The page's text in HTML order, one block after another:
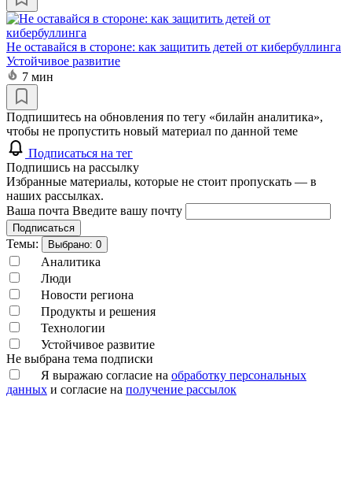
Не оставайся в стороне: как защитить детей от кибербуллинга
Устойчивое развитие
7 мин
Подпишитесь на обновления по тегу «билайн аналитика»,
чтобы не пропустить новый материал по данной теме
Подписаться на тег
Подпишись на рассылку
Избранные материалы, которые не стоит пропускать — в
наших рассылках.
Ваша почта Введите вашу почту
Подписаться
Темы: Выбрано: 0
Аналитика
Люди
Новости региона
Продукты и решения
Технологии
Устойчивое развитие
Не выбрана тема подписки
Я выражаю согласие на обработку персональных
данных и согласие на получение рассылок